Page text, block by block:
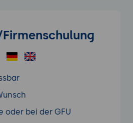
oder bei der GFU